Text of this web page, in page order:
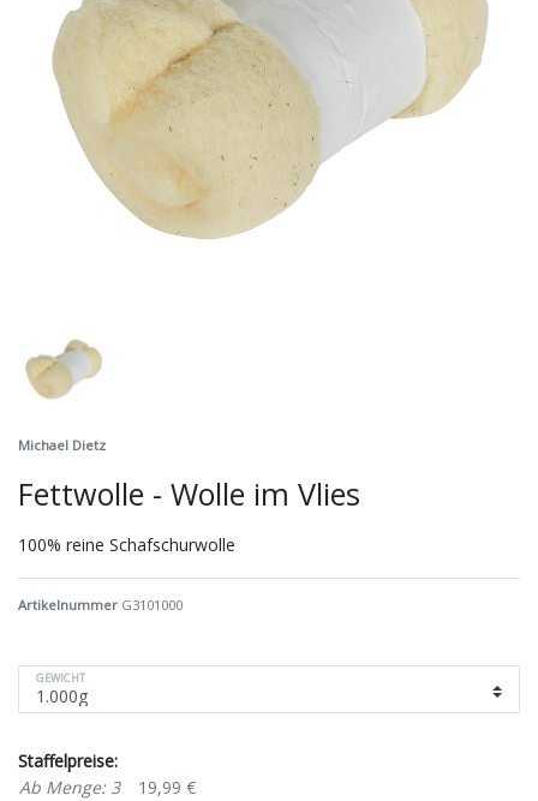
Michael Dietz
Fettwolle - Wolle im Vlies
100% reine Schafschurwolle
Artikelnummer G3101000
GEWICHT
Staffelpreise:
Ab Menge: 3
19,99 €